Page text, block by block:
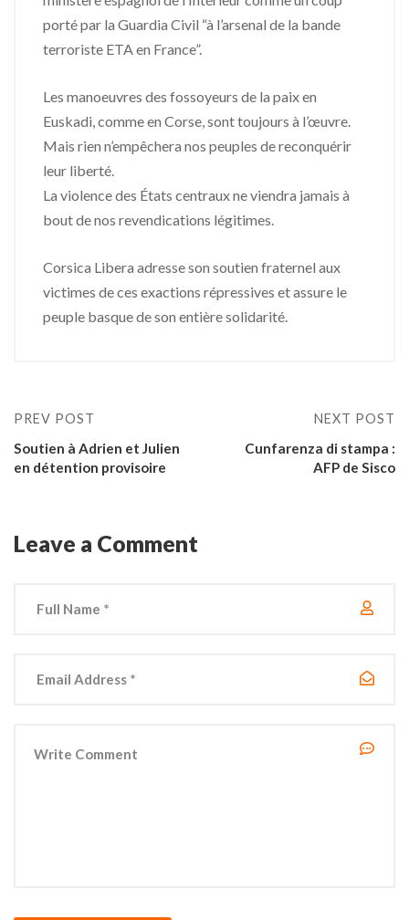
porté par la Guardia Civil “à l’arsenal de la bande
terroriste ETA en France”.
Les manoeuvres des fossoyeurs de la paix en
Euskadi, comme en Corse, sont toujours à l’œuvre.
Mais rien n’empêchera nos peuples de reconquérir
leur liberté.
La violence des États centraux ne viendra jamais à
bout de nos revendications légitimes.
Corsica Libera adresse son soutien fraternel aux
victimes de ces exactions répressives et assure le
peuple basque de son entière solidarité.
PREV POST
Soutien à Adrien et Julien
en détention provisoire
NEXT POST
Cunfarenza di stampa :
AFP de Sisco
Leave a Comment